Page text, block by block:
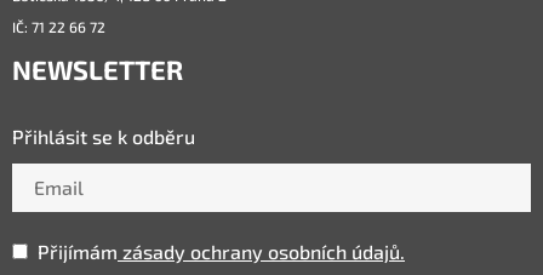
IČ: 71 22 66 72
NEWSLETTER
Přihlásit se k odběru
Přijímám zásady ochrany osobních údajů.